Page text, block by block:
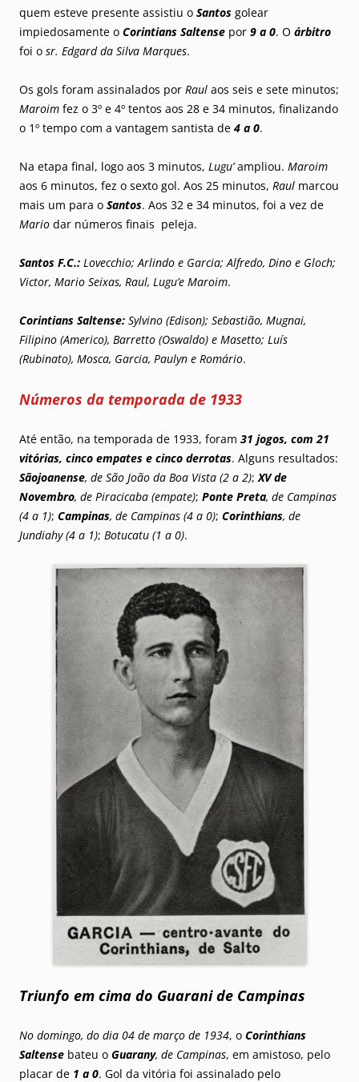
quem esteve presente assistiu o Santos golear
impiedosamente o Corintians Saltense por 9 a 0. O árbitro
foi o sr. Edgard da Silva Marques.
Os gols foram assinalados por Raul aos seis e sete minutos;
Maroim fez o 3º e 4º tentos aos 28 e 34 minutos, finalizando
o 1º tempo com a vantagem santista de 4 a 0.
Na etapa final, logo aos 3 minutos, Lugu’ampliou. Maroim
aos 6 minutos, fez o sexto gol. Aos 25 minutos, Raul marcou
mais um para o Santos. Aos 32 e 34 minutos, foi a vez de
Mario dar números finais peleja.
Santos F.C.: Lovecchio; Arlindo e Garcia; Alfredo, Dino e Gloch;
Victor, Mario Seixas, Raul, Lugu’e Maroim.
Corintians Saltense: Sylvino (Edison); Sebastião, Mugnai,
Filipino (Americo), Barretto (Oswaldo) e Masetto; Luís
(Rubinato), Mosca, Garcia, Paulyn e Romário.
Números da temporada de 1933
Até então, na temporada de 1933, foram 31 jogos, com 21
vitórias, cinco empates e cinco derrotas. Alguns resultados:
Sãojoanense, de São João da Boa Vista (2 a 2);XV de
Novembro, de Piracicaba (empate); Ponte Preta, de Campinas
(4 a 1); Campinas, de Campinas (4 a 0); Corinthians, de
Jundiahy (4 a 1); Botucatu (1 a 0).
Triunfo em cima do Guarani de Campinas
No domingo, do dia 04 de março de 1934, o Corinthians
Saltense bateu o Guarany, de Campinas, em amistoso, pelo
placar de 1 a 0. Gol da vitória foi assinalado pelo